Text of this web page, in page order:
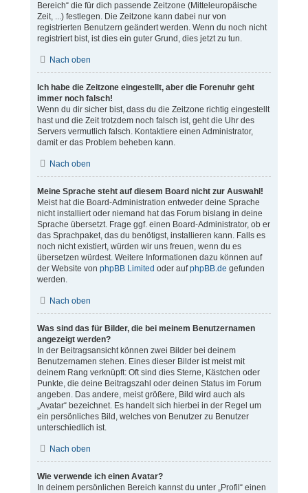
Bereich“ die für dich passende Zeitzone (Mitteleuropäische
Zeit, ...) festlegen. Die Zeitzone kann dabei nur von
registrierten Benutzern geändert werden. Wenn du noch nicht
registriert bist, ist dies ein guter Grund, dies jetzt zu tun.
Nach oben
Ich habe die Zeitzone eingestellt, aber die Forenuhr geht
immer noch falsch!
Wenn du dir sicher bist, dass du die Zeitzone richtig eingestellt
hast und die Zeit trotzdem noch falsch ist, geht die Uhr des
Servers vermutlich falsch. Kontaktiere einen Administrator,
damit er das Problem beheben kann.
Nach oben
Meine Sprache steht auf diesem Board nicht zur Auswahl!
Meist hat die Board-Administration entweder deine Sprache
nicht installiert oder niemand hat das Forum bislang in deine
Sprache übersetzt. Frage ggf. einen Board-Administrator, ob er
das Sprachpaket, das du benötigst, installieren kann. Falls es
noch nicht existiert, würden wir uns freuen, wenn du es
übersetzen würdest. Weitere Informationen dazu können auf
der Website von phpBB Limited oder aufphpBB.de gefunden
werden.
Nach oben
Was sind das für Bilder, die bei meinem Benutzernamen
angezeigt werden?
In der Beitragsansicht können zwei Bilder bei deinem
Benutzernamen stehen. Eines dieser Bilder ist meist mit
deinem Rang verknüpft: Oft sind dies Sterne, Kästchen oder
Punkte, die deine Beitragszahl oder deinen Status im Forum
angeben. Das andere, meist größere, Bild wird auch als
„Avatar“ bezeichnet. Es handelt sich hierbei in der Regel um
ein persönliches Bild, welches von Benutzer zu Benutzer
unterschiedlich ist.
Nach oben
Wie verwende ich einen Avatar?
In deinem persönlichen Bereich kannst du unter „Profil“ einen